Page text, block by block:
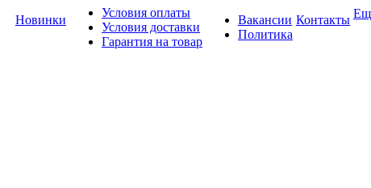
Новинки
Условия оплаты
Условия доставки
Гарантия на товар
Вакансии
Политика
Контакты